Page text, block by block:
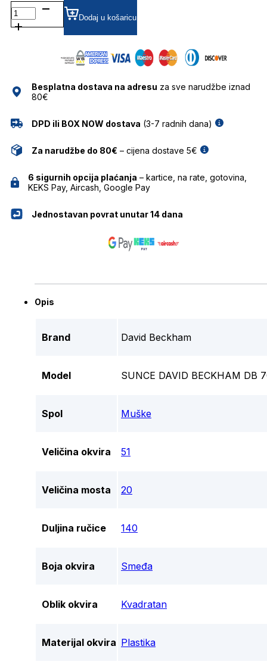
DB7000/S SUNČANE
NAOČALE
DAVID
Dodaj u košaricu
Besplatna dostava na adresu za sve narudžbe iznad
80€
DPD ili BOX NOW dostava (3-7 radnih dana)
Za narudžbe do 80€ – cijena dostave 5€
6 sigurnih opcija plaćanja – kartice, na rate, gotovina,
KEKS Pay, Aircash, Google Pay
Jednostavan povrat unutar 14 dana
Opis
Brand David Beckham
Model SUNCE DAVID BECKHAM DB
Spol Muške
Veličina okvira 51
Veličina mosta 20
Duljina ručice 140
Boja okvira Smeđa
Oblik okvira Kvadratan
Materijal okvira Plastika